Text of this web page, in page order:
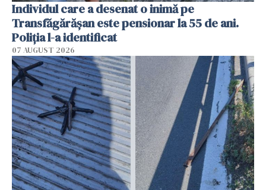
Individul care a desenat o inimă pe
Transfăgărășan este pensionar la 55 de ani.
Poliția l-a identificat
07 AUGUST 2026